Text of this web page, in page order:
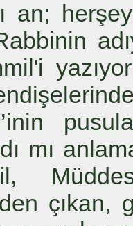
an;
mı
çıkan,